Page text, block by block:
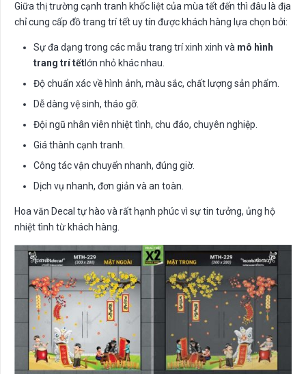
Giữa thị trường cạnh tranh khốc liệt của mùa tết đến thì đâu là địa
chỉ cung cấp đồ trang trí tết uy tín được khách hàng lựa chọn bởi:
Sự đa dạng trong các mẫu trang trí xinh xinh và mô hình
trang trí tếtlớn nhỏ khác nhau.
Độ chuẩn xác về hình ảnh, màu sắc, chất lượng sản phẩm.
Dễ dàng vệ sinh, tháo gỡ.
Đội ngũ nhân viên nhiệt tình, chu đáo, chuyên nghiệp.
Giá thành cạnh tranh.
Công tác vận chuyển nhanh, đúng giờ.
Dịch vụ nhanh, đơn giản và an toàn.
Hoa văn Decal tự hào và rất hạnh phúc vì sự tin tưởng, ủng hộ
nhiệt tình từ khách hàng.